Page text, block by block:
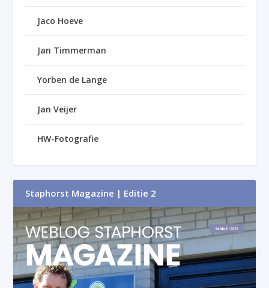
Jaco Hoeve
Jan Timmerman
Yorben de Lange
Jan Veijer
HW-Fotografie
Staphorst Magazine | Editie 2